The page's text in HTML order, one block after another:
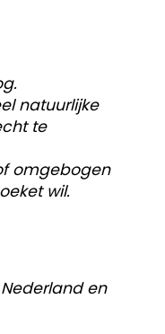
natuurlijke
te
omgebogen
wil.
en